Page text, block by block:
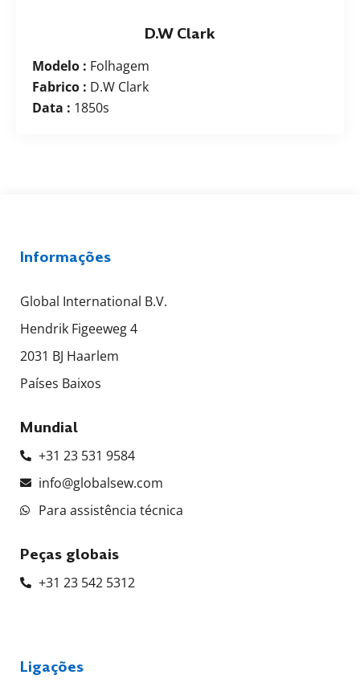
D.W Clark
Modelo : Folhagem
Fabrico : D.W Clark
Data : 1850s
Informações
Global International B.V.
Hendrik Figeeweg 4
2031 BJ Haarlem
Países Baixos
Mundial
+31 23 531 9584
info@globalsew.com
Para assistência técnica
Peças globais
+31 23 542 5312
Ligações